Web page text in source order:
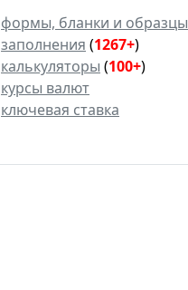
формы, бланки и образцы
заполнения (1267+)
калькуляторы (100+)
курсы валют
ключевая ставка